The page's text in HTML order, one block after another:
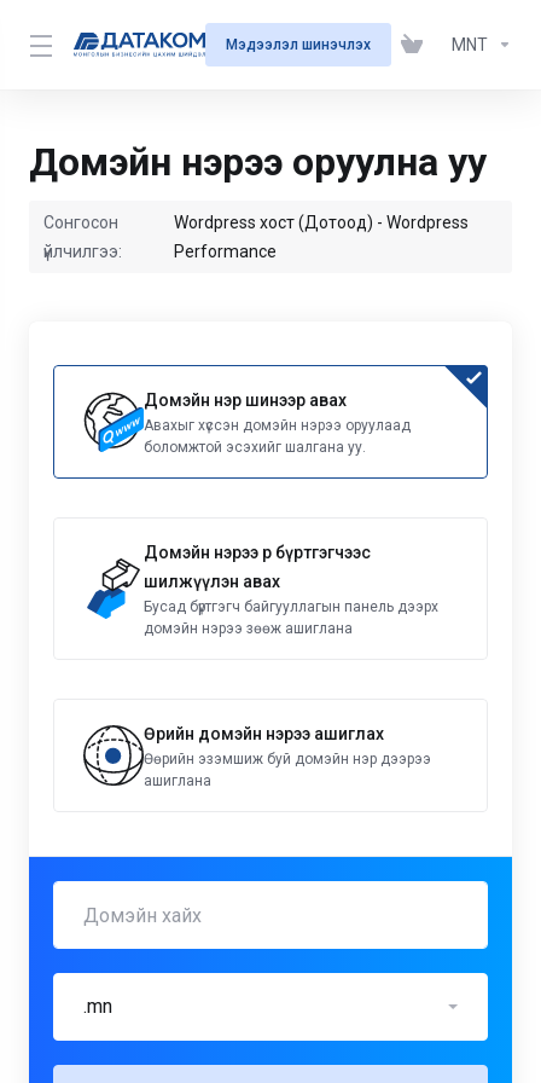
Мэдээлэл шинэчлэх MNT
Домэйн нэрээ оруулна уу
Сонгосон
үйлчилгээ:
Wordpress хост (Дотоод) - Wordpress
Performance
Домэйн нэр шинээр авах
Авахыг хүссэн домэйн нэрээ оруулаад
боломжтой эсэхийг шалгана уу.
Домэйн нэрээ өөр бүртгэгчээс
шилжүүлэн авах
Бусад бүртгэгч байгууллагын панель дээрх
домэйн нэрээ зөөж ашиглана
Өөрийн домэйн нэрээ ашиглах
Өөрийн эзэмшиж буй домэйн нэр дээрээ
ашиглана
.mn